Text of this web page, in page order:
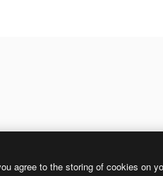
agree to the storing of cookies on